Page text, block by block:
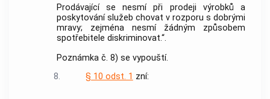
Prodávající se nesmí při prodeji výrobků a
poskytování služeb chovat v rozporu s dobrými
mravy; zejména nesmí žádným způsobem
spotřebitele diskriminovat.“.
Poznámka č. 8) se vypouští.
8.
§ 10 odst. 1 zní: